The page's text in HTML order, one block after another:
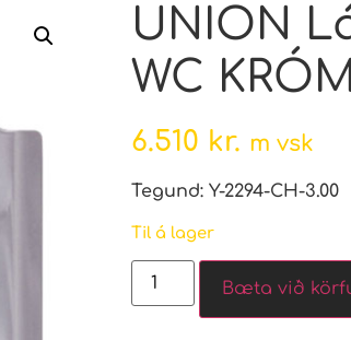
UNION
WC
6.510 kr. m vsk
Tegund: Y-2294-CH-3.00
Til á lager
Bæta við